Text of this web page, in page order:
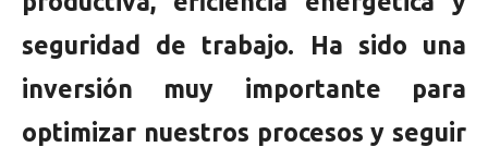
seguridad de trabajo. Ha sido una
inversión muy importante para
optimizar nuestros procesos y seguir